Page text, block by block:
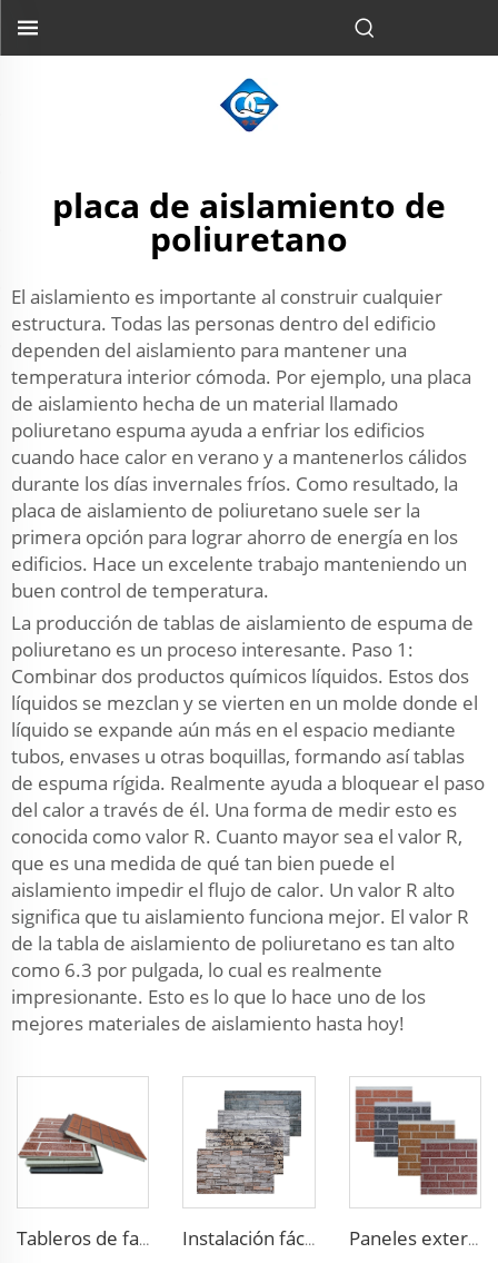
placa de aislamiento de
poliuretano
El aislamiento es importante al construir cualquier
estructura. Todas las personas dentro del edificio
dependen del aislamiento para mantener una
temperatura interior cómoda. Por ejemplo, una placa
de aislamiento hecha de un material llamado
poliuretano espuma ayuda a enfriar los edificios
cuando hace calor en verano y a mantenerlos cálidos
durante los días invernales fríos. Como resultado, la
placa de aislamiento de poliuretano suele ser la
primera opción para lograr ahorro de energía en los
edificios. Hace un excelente trabajo manteniendo un
buen control de temperatura.
La producción de tablas de aislamiento de espuma de
poliuretano es un proceso interesante. Paso 1:
Combinar dos productos químicos líquidos. Estos dos
líquidos se mezclan y se vierten en un molde donde el
líquido se expande aún más en el espacio mediante
tubos, envases u otras boquillas, formando así tablas
de espuma rígida. Realmente ayuda a bloquear el paso
del calor a través de él. Una forma de medir esto es
conocida como valor R. Cuanto mayor sea el valor R,
que es una medida de qué tan bien puede el
aislamiento impedir el flujo de calor. Un valor R alto
significa que tu aislamiento funciona mejor. El valor R
de la tabla de aislamiento de poliuretano es tan alto
como 6.3 por pulgada, lo cual es realmente
impresionante. Esto es lo que lo hace uno de los
mejores materiales de aislamiento hasta hoy!
Tableros de fachada metálicos preesculpidos para casas con revestimiento metálico impermeable y panel sándwich de poliuretano aislante Instalación fácil paneles estructurales aislados panel metálico decorativo pared materiales de construcción de casa Paneles externos impermeables al aire libre de espuma de poliuretano paneles ignífugos aislados para paredes exteriores paneles de pared exterior de metal PU